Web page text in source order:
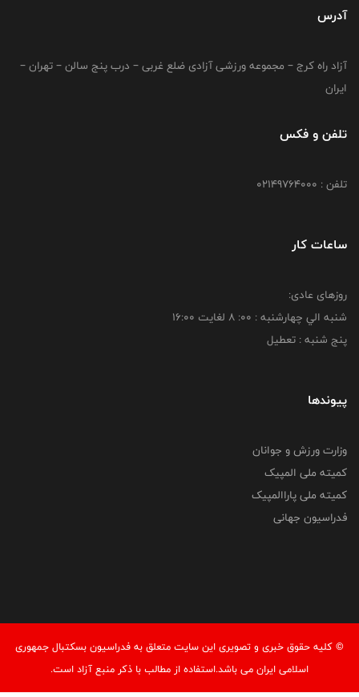
آدرس
آزاد راه کرج – مجموعه ورزشی آزادی ضلع غربی – درب پنج سالن – تهران –
ایران
تلفن و فکس
تلفن : 02149764000
ساعات کار
روزهای عادی:
شنبه الي چهارشنبه : 00: 8 لغايت 16:00
پنج شنبه : تعطیل
پیوندها
وزارت ورزش و جوانان
کمیته ملی المپیک
کمیته ملی پاراالمپیک
فدراسیون جهانی
© کليه حقوق خبری و تصويری اين سايت متعلق به فدراسیون بسکتبال جمهوری
اسلامی ایران می باشد.استفاده از مطالب با ذكر منبع آزاد است.